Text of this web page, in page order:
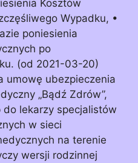
Kosztów
Wypadku, •
poniesienia
po
(od 2021-03-20)
umowę ubezpieczenia
„Bądź Zdrów”,
lekarzy specjalistów
w sieci
na terenie
wersji rodzinnej